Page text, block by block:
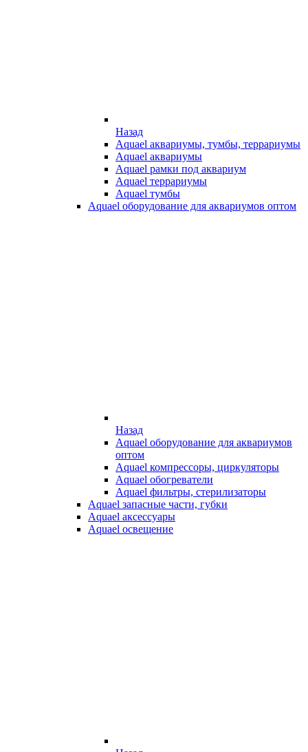
Назад
Aquael аквариумы, тумбы, террариумы
Aquael аквариумы
Aquael рамки под аквариум
Aquael террариумы
Aquael тумбы
Aquael оборудование для аквариумов оптом
Назад
Aquael оборудование для аквариумов
оптом
Aquael компрессоры, циркуляторы
Aquael обогреватели
Aquael фильтры, стерилизаторы
Aquael запасные части, губки
Aquael аксессуары
Aquael освещение